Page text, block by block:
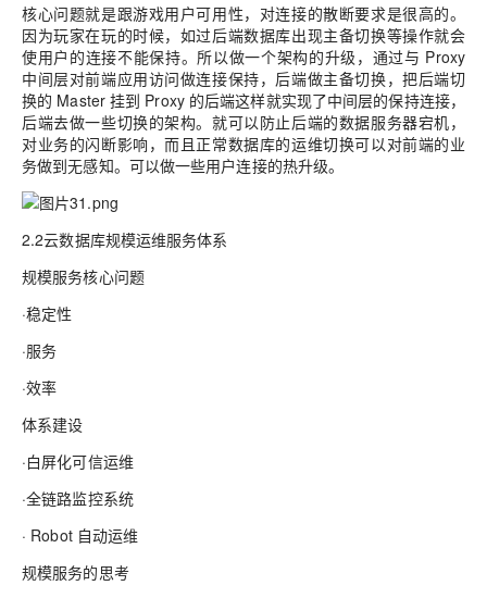
核心问题就是跟游戏用户可用性，对连接的散断要求是很高的。
因为玩家在玩的时候，如过后端数据库出现主备切换等操作就会
使用户的连接不能保持。所以做一个架构的升级，通过与 Proxy
中间层对前端应用访问做连接保持，后端做主备切换，把后端切
换的 Master 挂到 Proxy 的后端这样就实现了中间层的保持连接，
后端去做一些切换的架构。就可以防止后端的数据服务器宕机，
对业务的闪断影响，而且正常数据库的运维切换可以对前端的业
务做到无感知。可以做一些用户连接的热升级。
2.2云数据库规模运维服务体系
规模服务核心问题
·稳定性
·服务
·效率
体系建设
·白屏化可信运维
·全链路监控系统
· Robot 自动运维
规模服务的思考